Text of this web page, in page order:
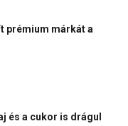
prémium márkát a
és a cukor is drágul